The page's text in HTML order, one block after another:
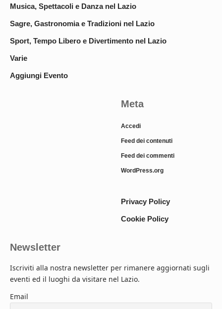
Musica, Spettacoli e Danza nel Lazio
Sagre, Gastronomia e Tradizioni nel Lazio
Sport, Tempo Libero e Divertimento nel Lazio
Varie
Aggiungi Evento
Meta
Accedi
Feed dei contenuti
Feed dei commenti
WordPress.org
Privacy Policy
Cookie Policy
Newsletter
Iscriviti alla nostra newsletter per rimanere aggiornati sugli
eventi ed il luoghi da visitare nel Lazio.
Email